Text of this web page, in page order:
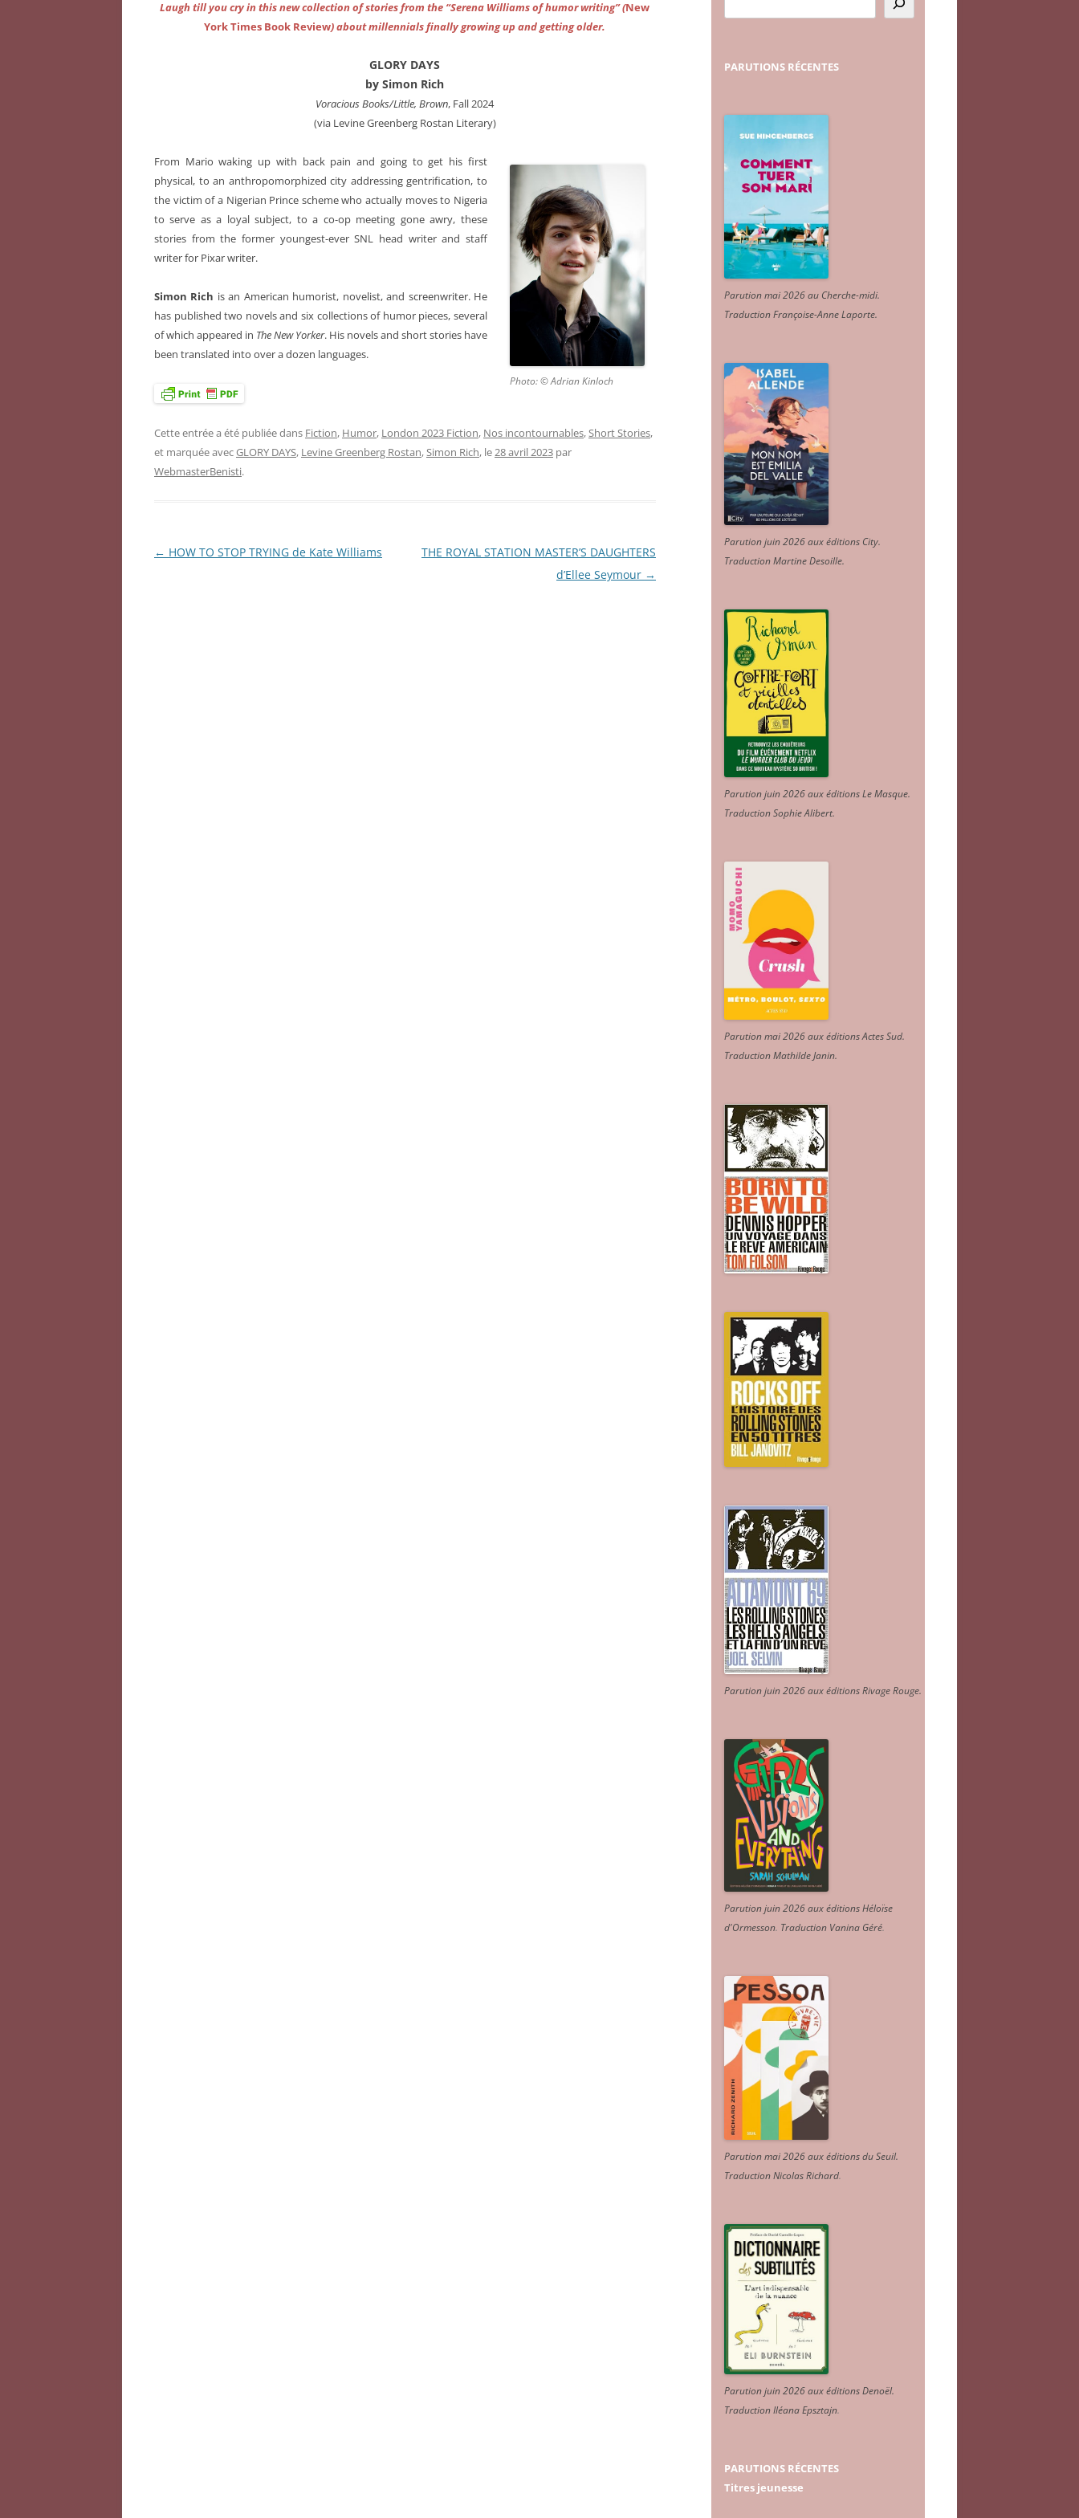
Laugh till you cry in this new collection of stories from the “Serena Williams of humor writing” (New
York Times Book Review) about millennials finally growing up and getting older.
GLORY DAYS
by Simon Rich
Voracious Books/Little, Brown, Fall 2024
(via Levine Greenberg Rostan Literary)
Photo: © Adrian Kinloch
From Mario waking up with back pain and going to get his first
physical, to an anthropomorphized city addressing gentrification, to
the victim of a Nigerian Prince scheme who actually moves to Nigeria
to serve as a loyal subject, to a co-op meeting gone awry, these
stories from the former youngest-ever SNL head writer and staff
writer for Pixar writer.
Simon Rich is an American humorist, novelist, and screenwriter. He
has published two novels and six collections of humor pieces, several
of which appeared in The New Yorker. His novels and short stories have
been translated into over a dozen languages.
Cette entrée a été publiée dans Fiction, Humor, London 2023 Fiction, Nos incontournables,Short Stories,
et marquée avecGLORY DAYS, Levine Greenberg Rostan,Simon Rich, le28 avril 2023 par
WebmasterBenisti.
Navigation
← HOW TO STOP TRYING de Kate Williams
THE ROYAL STATION MASTER’S DAUGHTERS
d’Ellee Seymour →
PARUTIONS RÉCENTES
Parution mai 2026 au Cherche-midi.
Traduction Françoise-Anne Laporte.
Parution juin 2026 aux éditions City.
Traduction Martine Desoille.
Parution juin 2026 aux éditions Le Masque.
Traduction Sophie Alibert.
Parution mai 2026 aux éditions Actes Sud.
Traduction Mathilde Janin.
Parution juin 2026 aux éditions Rivage Rouge.
Parution juin 2026 aux éditions Héloïse
d'Ormesson. Traduction Vanina Géré.
Parution mai 2026 aux éditions du Seuil.
Traduction Nicolas Richard.
Parution juin 2026 aux éditions Denoël.
Traduction Iléana Epsztajn.
PARUTIONS RÉCENTES
Titres jeunesse